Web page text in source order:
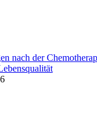
nach der